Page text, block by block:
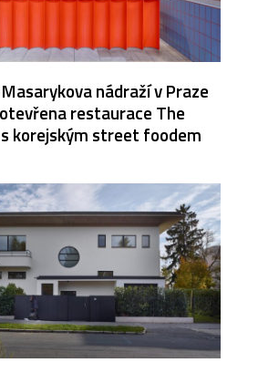
nádraží v Praze
restaurace The
korejským street foodem